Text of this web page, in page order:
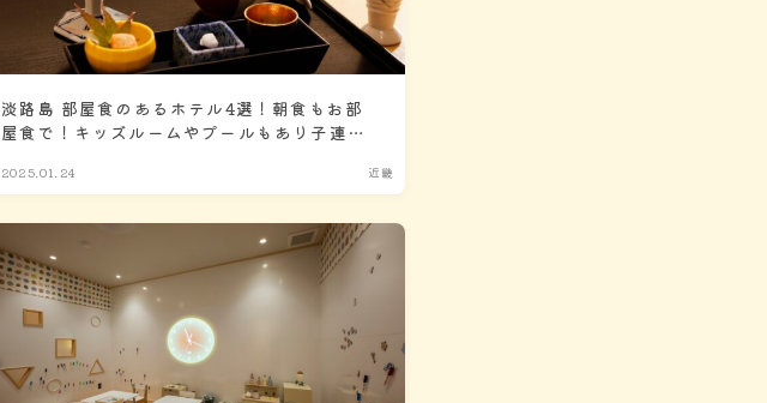
淡路島 部屋食のあるホテル4選！朝食もお部
屋食で！キッズルームやプールもあり子連れ
2025.01.24 近畿